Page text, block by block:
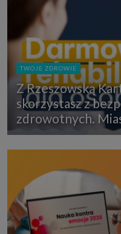
TWOJE ZDROWIE
Z Rzeszowską
skorzystasz z
zdrowotnych.